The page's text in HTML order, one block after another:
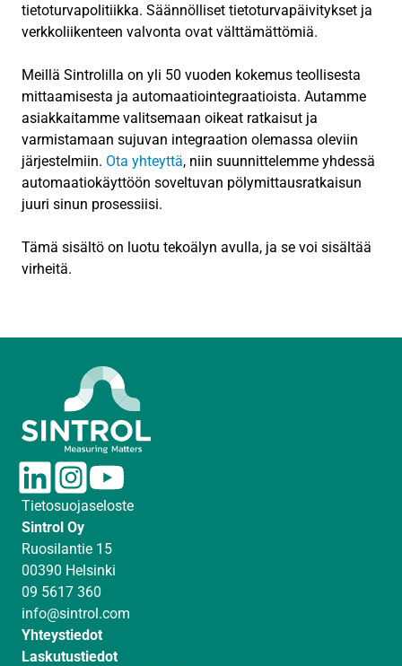
tietoturvapolitiikka. Säännölliset tietoturvapäivitykset ja
verkkoliikenteen valvonta ovat välttämättömiä.
Meillä Sintrolilla on yli 50 vuoden kokemus teollisesta
mittaamisesta ja automaatiointegraatioista. Autamme
asiakkaitamme valitsemaan oikeat ratkaisut ja
varmistamaan sujuvan integraation olemassa oleviin
järjestelmiin. Ota yhteyttä, niin suunnittelemme yhdessä
automaatiokäyttöön soveltuvan pölymittausratkaisun
juuri sinun prosessiisi.
Tämä sisältö on luotu tekoälyn avulla, ja se voi sisältää
virheitä.
L
i
n
k
e
d
I
n
I
n
s
a
g
r
a
m
u
Tietosuojaseloste
Sintrol Oy
Ruosilantie 15
00390 Helsinki
09 5617 360
info@sintrol.com
Yhteystiedot
Laskutustiedot